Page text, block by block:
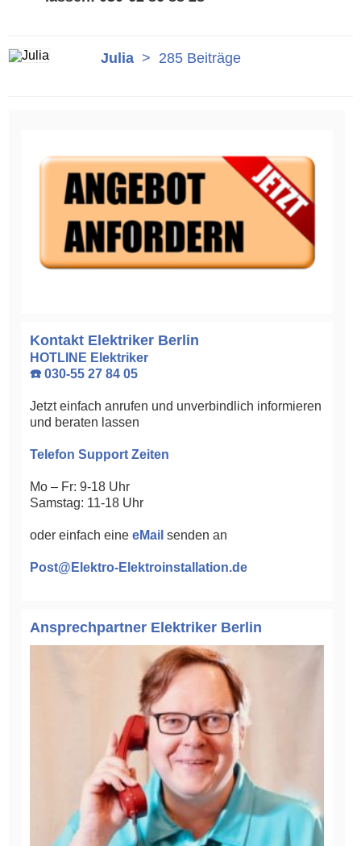
Julia > 285 Beiträge
Kontakt Elektriker Berlin
HOTLINE Elektriker
☎️ 030-55 27 84 05
Jetzt einfach anrufen und unverbindlich informieren
und beraten lassen
Telefon Support Zeiten
Mo – Fr: 9-18 Uhr
Samstag: 11-18 Uhr
oder einfach eine eMail senden an
Post@Elektro-Elektroinstallation.de
Ansprechpartner Elektriker Berlin